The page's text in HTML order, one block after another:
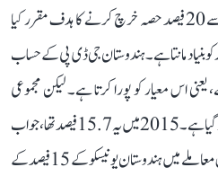
اپنے مجموعی سرکاری اخراجات کا 15 سے 20 فیصد حصہ خرچ کرنے کا ہدف مقرر کیا
بنیاد مانتا ہے۔ ہندوستان جی ڈی پی کے حساب
رہا ہے، یعنی اس معیار کو پورا کرتا ہے۔ لیکن مجموعی
سرکاری اخراجات میں تعلیم کا حصہ کم ہو گیا ہے۔ 2015 میں یہ 15.7 فیصد تھا، جو اب
کم ہو کر 14.2 فیصد رہ گیا ہے۔ یعنی اس معاملے میں ہندوستان یونیسکو کے 15 فیصد کے